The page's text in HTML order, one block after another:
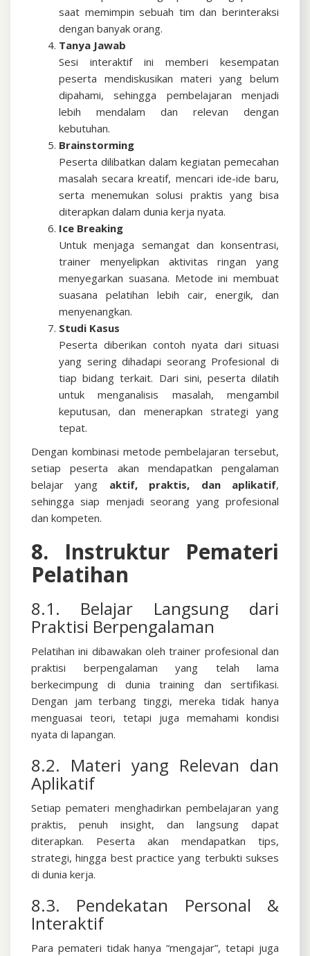
saat memimpin sebuah tim dan berinteraksi
dengan banyak orang.
Tanya Jawab
Sesi interaktif ini memberi kesempatan
peserta mendiskusikan materi yang belum
dipahami, sehingga pembelajaran menjadi
lebih mendalam dan relevan dengan
kebutuhan.
Brainstorming
Peserta dilibatkan dalam kegiatan pemecahan
masalah secara kreatif, mencari ide-ide baru,
serta menemukan solusi praktis yang bisa
diterapkan dalam dunia kerja nyata.
Ice Breaking
Untuk menjaga semangat dan konsentrasi,
trainer menyelipkan aktivitas ringan yang
menyegarkan suasana. Metode ini membuat
suasana pelatihan lebih cair, energik, dan
menyenangkan.
Studi Kasus
Peserta diberikan contoh nyata dari situasi
yang sering dihadapi seorang Profesional di
tiap bidang terkait. Dari sini, peserta dilatih
untuk menganalisis masalah, mengambil
keputusan, dan menerapkan strategi yang
tepat.
Dengan kombinasi metode pembelajaran tersebut,
setiap peserta akan mendapatkan pengalaman
belajar yang aktif, praktis, dan aplikatif,
sehingga siap menjadi seorang yang profesional
dan kompeten.
8. Instruktur Pemateri
Pelatihan
8.1. Belajar Langsung dari
Praktisi Berpengalaman
Pelatihan ini dibawakan oleh trainer profesional dan
praktisi berpengalaman yang telah lama
berkecimpung di dunia training dan sertifikasi.
Dengan jam terbang tinggi, mereka tidak hanya
menguasai teori, tetapi juga memahami kondisi
nyata di lapangan.
8.2. Materi yang Relevan dan
Aplikatif
Setiap pemateri menghadirkan pembelajaran yang
praktis, penuh insight, dan langsung dapat
diterapkan. Peserta akan mendapatkan tips,
strategi, hingga best practice yang terbukti sukses
di dunia kerja.
8.3. Pendekatan Personal &
Interaktif
Para pemateri tidak hanya “mengajar”, tetapi juga